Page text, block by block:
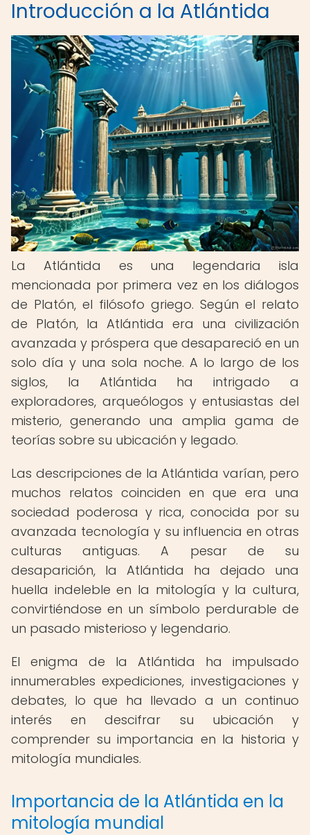
Introducción a la Atlántida
La Atlántida es una legendaria isla
mencionada por primera vez en los diálogos
de Platón, el filósofo griego. Según el relato
de Platón, la Atlántida era una civilización
avanzada y próspera que desapareció en un
solo día y una sola noche. A lo largo de los
siglos, la Atlántida ha intrigado a
exploradores, arqueólogos y entusiastas del
misterio, generando una amplia gama de
teorías sobre su ubicación y legado.
Las descripciones de la Atlántida varían, pero
muchos relatos coinciden en que era una
sociedad poderosa y rica, conocida por su
avanzada tecnología y su influencia en otras
culturas antiguas. A pesar de su
desaparición, la Atlántida ha dejado una
huella indeleble en la mitología y la cultura,
convirtiéndose en un símbolo perdurable de
un pasado misterioso y legendario.
El enigma de la Atlántida ha impulsado
innumerables expediciones, investigaciones y
debates, lo que ha llevado a un continuo
interés en descifrar su ubicación y
comprender su importancia en la historia y
mitología mundiales.
Importancia de la Atlántida en la
mitología mundial